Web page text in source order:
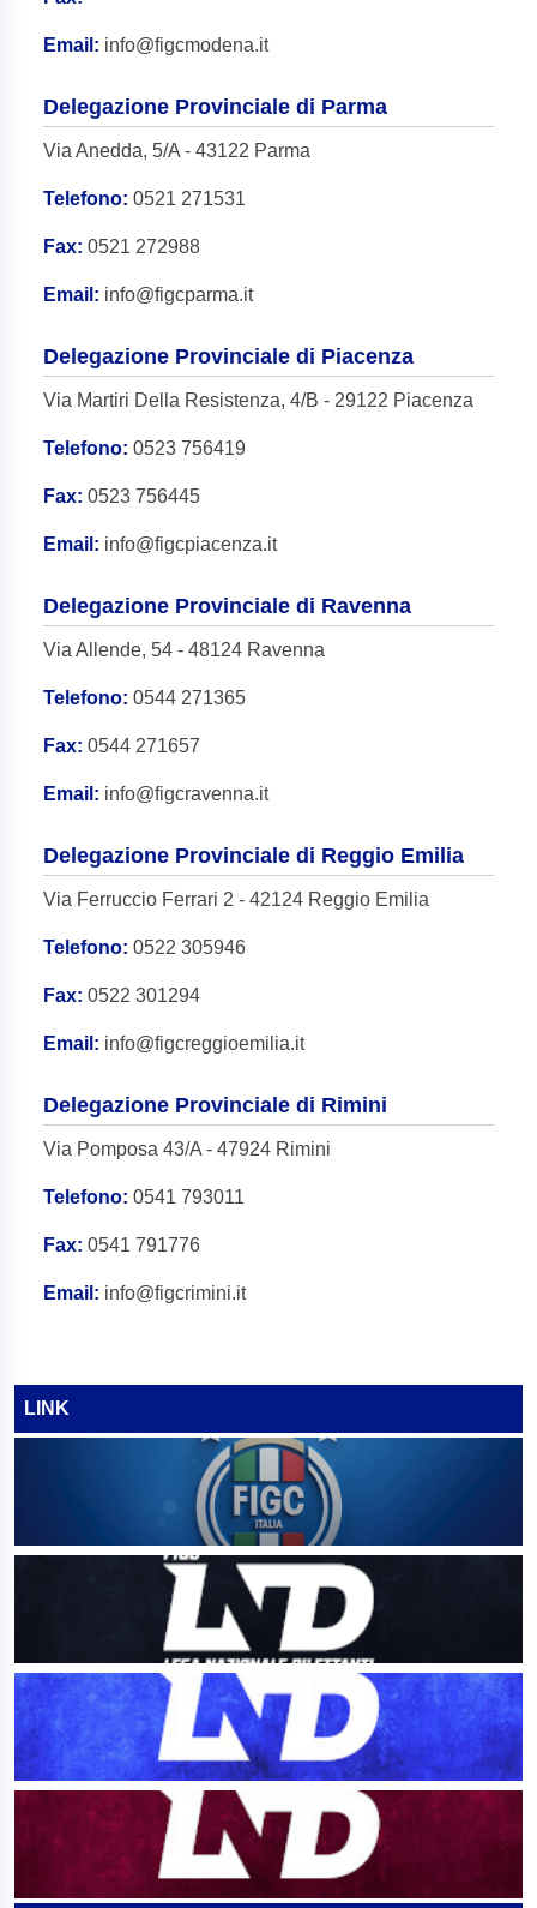
Email: info@figcmodena.it
Delegazione Provinciale di Parma
Via Anedda, 5/A - 43122 Parma
Telefono: 0521 271531
Fax: 0521 272988
Email: info@figcparma.it
Delegazione Provinciale di Piacenza
Via Martiri Della Resistenza, 4/B - 29122 Piacenza
Telefono: 0523 756419
Fax: 0523 756445
Email: info@figcpiacenza.it
Delegazione Provinciale di Ravenna
Via Allende, 54 - 48124 Ravenna
Telefono: 0544 271365
Fax: 0544 271657
Email: info@figcravenna.it
Delegazione Provinciale di Reggio Emilia
Via Ferruccio Ferrari 2 - 42124 Reggio Emilia
Telefono: 0522 305946
Fax: 0522 301294
Email: info@figcreggioemilia.it
Delegazione Provinciale di Rimini
Via Pomposa 43/A - 47924 Rimini
Telefono: 0541 793011
Fax: 0541 791776
Email: info@figcrimini.it
LINK